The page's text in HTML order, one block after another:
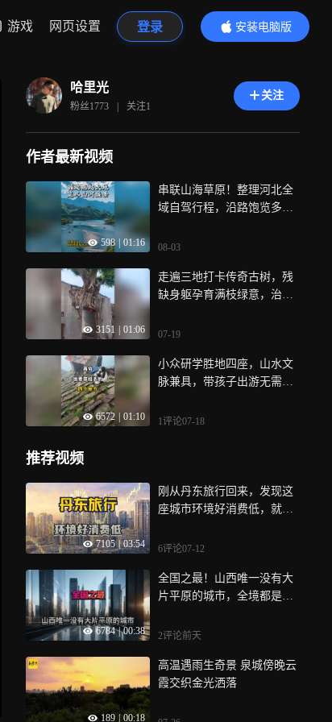
游戏 网页设置 登录
安装电脑版
内容更精彩
哈里光
粉丝1773 | 关注1
关注
作者最新视频
598 01:16
串联山海草原！整理河北全
域自驾行程，沿路饱览多样
08-03
3151 01:06
走遍三地打卡传奇古树，残
缺身躯孕育满枝绿意，治愈
07-19
6572 01:10
小众研学胜地四座，山水文
脉兼具，带孩子出游无需高
1评论07-18
推荐视频
7105 | 03:54
刚从丹东旅行回来，发现这
座城市环境好消费低，就是
6评论07-12
6784 | 00:38
全国之最！山西唯一没有大
片平原的城市，全境都是
2评论前天
189 00:18
高温遇雨生奇景 泉城傍晚云
霞交织金光洒落